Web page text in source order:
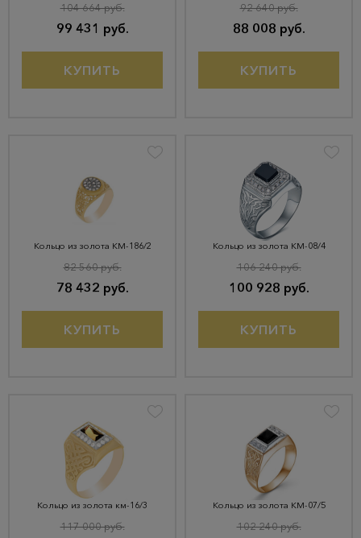
99 431 руб.
104 664 руб.
КУПИТЬ
88 008 руб.
92 640 руб.
КУПИТЬ
Кольцо из золота КМ-186/2
78 432 руб.
82 560 руб.
КУПИТЬ
Кольцо из золота КМ-08/4
100 928 руб.
106 240 руб.
КУПИТЬ
Кольцо из золота км-16/3
117 000 руб.
Кольцо из золота КМ-07/5
102 240 руб.